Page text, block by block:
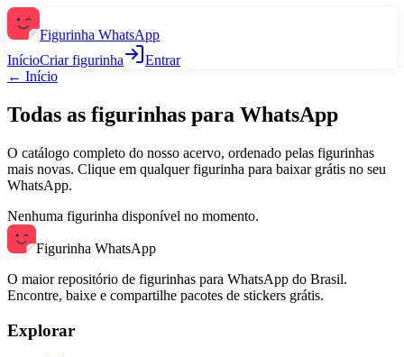
Figurinha WhatsApp
InícioCriar figurinha
Entrar
← Início
Todas as figurinhas para WhatsApp
O catálogo completo do nosso acervo, ordenado pelas figurinhas
mais novas. Clique em qualquer figurinha para baixar grátis no seu
WhatsApp.
Nenhuma figurinha disponível no momento.
Figurinha WhatsApp
O maior repositório de figurinhas para WhatsApp do Brasil.
Encontre, baixe e compartilhe pacotes de stickers grátis.
Explorar